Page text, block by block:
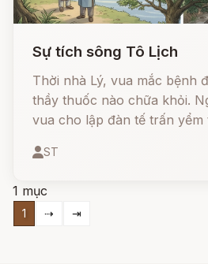
Sự tích sông Tô Lịch
Thời nhà Lý, vua mắc bệnh
thầy thuốc nào chữa khỏi.
vua cho lập đàn tế trấn yểm
Dầu - vô tình trở thành vật
ST
1 mục
1 ⇢ ⇥